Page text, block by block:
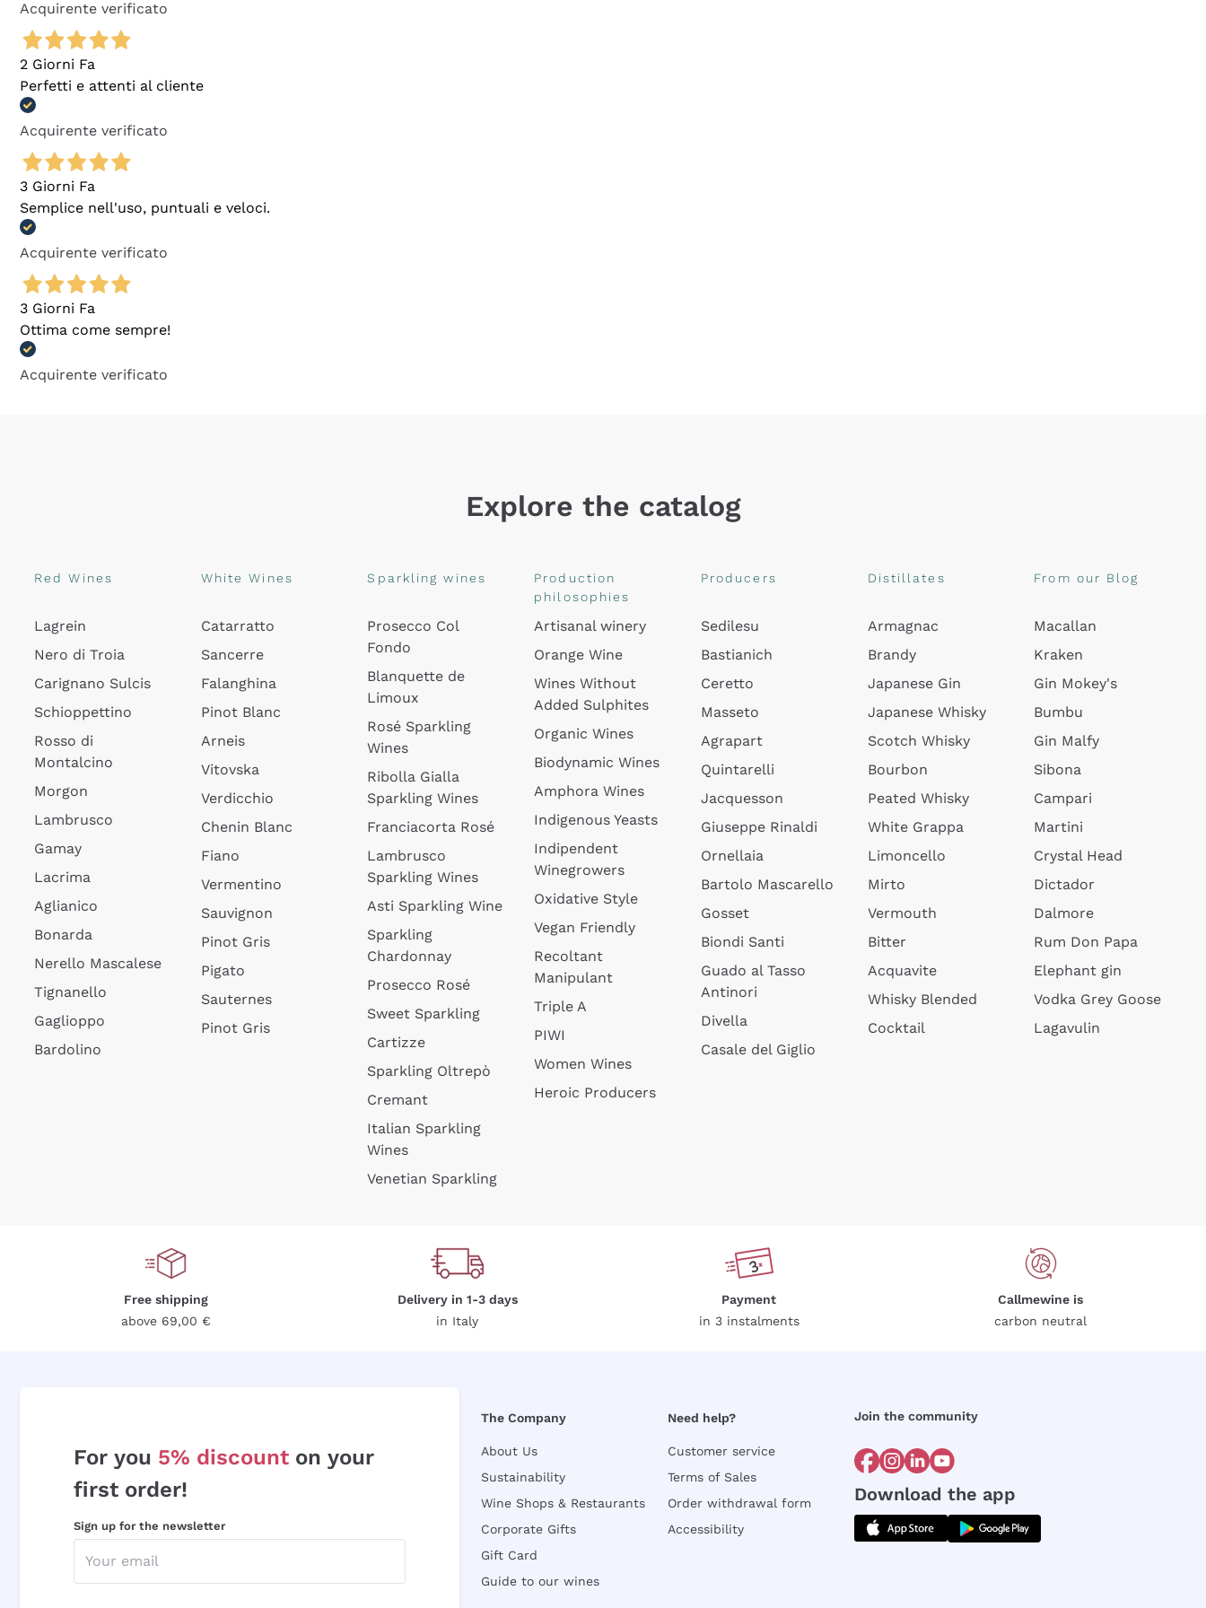
Acquirente verificato
2 Giorni Fa
Perfetti e attenti al cliente
Acquirente verificato
3 Giorni Fa
Semplice nell'uso, puntuali e veloci.
Acquirente verificato
3 Giorni Fa
Ottima come sempre!
Acquirente verificato
Explore the catalog
Red Wines
Lagrein
Nero di Troia
Carignano Sulcis
Schioppettino
Rosso di
Montalcino
Morgon
Lambrusco
Gamay
Lacrima
Aglianico
Bonarda
Nerello Mascalese
Tignanello
Gaglioppo
Bardolino
White Wines
Catarratto
Sancerre
Falanghina
Pinot Blanc
Arneis
Vitovska
Verdicchio
Chenin Blanc
Fiano
Vermentino
Sauvignon
Pinot Gris
Pigato
Sauternes
Pinot Gris
Sparkling wines
Prosecco Col
Fondo
Blanquette de
Limoux
Rosé Sparkling
Wines
Ribolla Gialla
Sparkling Wines
Franciacorta Rosé
Lambrusco
Sparkling Wines
Asti Sparkling Wine
Sparkling
Chardonnay
Prosecco Rosé
Sweet Sparkling
Cartizze
Sparkling Oltrepò
Cremant
Italian Sparkling
Wines
Venetian Sparkling
Production
philosophies
Artisanal winery
Orange Wine
Wines Without
Added Sulphites
Organic Wines
Biodynamic Wines
Amphora Wines
Indigenous Yeasts
Indipendent
Winegrowers
Oxidative Style
Vegan Friendly
Recoltant
Manipulant
Triple A
PIWI
Women Wines
Heroic Producers
Producers
Sedilesu
Bastianich
Ceretto
Masseto
Agrapart
Quintarelli
Jacquesson
Giuseppe Rinaldi
Ornellaia
Bartolo Mascarello
Gosset
Biondi Santi
Guado al Tasso
Antinori
Divella
Casale del Giglio
Distillates
Armagnac
Brandy
Japanese Gin
Japanese Whisky
Scotch Whisky
Bourbon
Peated Whisky
White Grappa
Limoncello
Mirto
Vermouth
Bitter
Acquavite
Whisky Blended
Cocktail
From our Blog
Macallan
Kraken
Gin Mokey's
Bumbu
Gin Malfy
Sibona
Campari
Martini
Crystal Head
Dictador
Dalmore
Rum Don Papa
Elephant gin
Vodka Grey Goose
Lagavulin
Free shipping
above 69,00 €
Delivery in 1-3 days
in Italy
Payment
in 3 instalments
Callmewine is
carbon neutral
For you 5% discount on your
first order!
Sign up for the newsletter
The Company
About Us
Sustainability
Wine Shops & Restaurants
Corporate Gifts
Gift Card
Guide to our wines
Need help?
Customer service
Terms of Sales
Order withdrawal form
Accessibility
Join the community
Download the app